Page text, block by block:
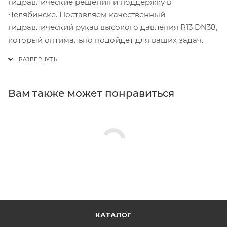
Челябинске. Поставляем качественный
гидравлический рукав высокого давления R13 DN38,
который оптимально подойдет для ваших задач.
Вам также может понравиться
КАТАЛОГ